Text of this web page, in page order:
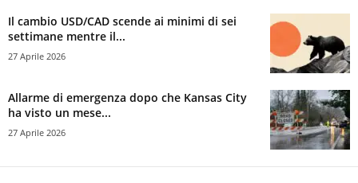
Il cambio USD/CAD scende ai minimi di sei
settimane mentre il...
27 Aprile 2026
Allarme di emergenza dopo che Kansas City
ha visto un mese...
27 Aprile 2026